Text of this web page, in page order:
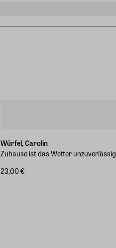
Würfel, Carolin
Zuhause ist das Wetter unzuverlässig
23,00 €